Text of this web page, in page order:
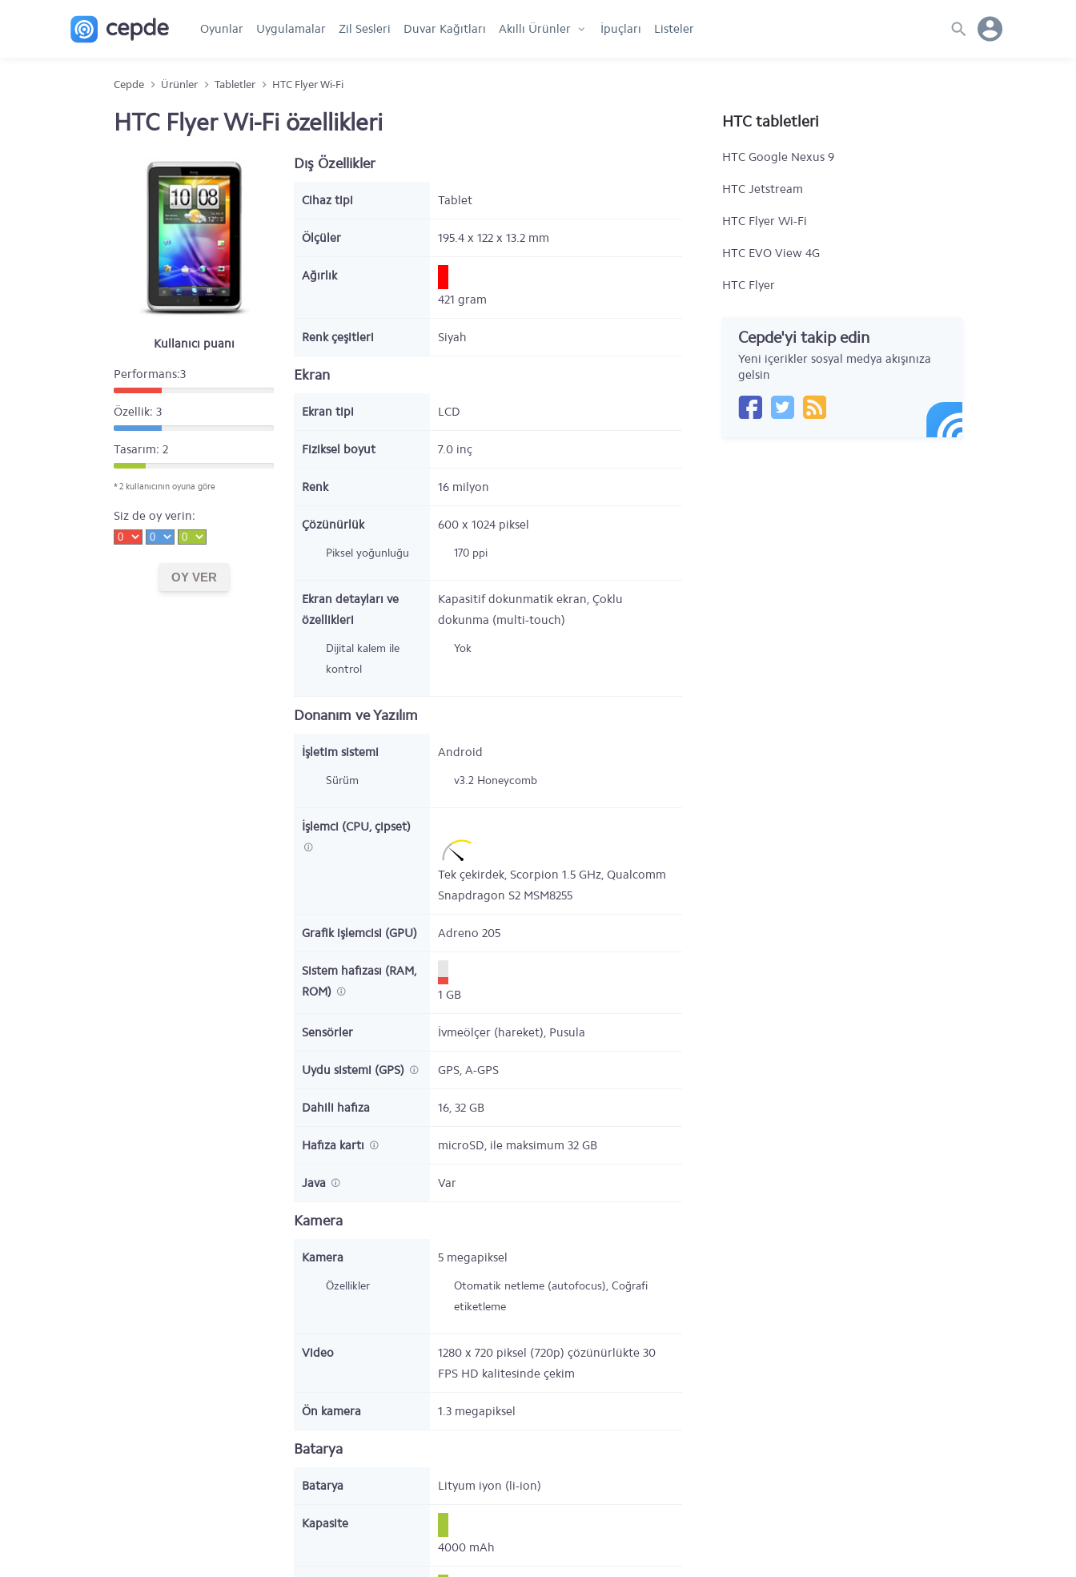
Oyunlar Uygulamalar Zil Sesleri Duvar Kağıtları Akıllı Ürünler İpuçları Listeler
Cepde Ürünler Tabletler HTC Flyer Wi-Fi
HTC Flyer Wi-Fi özellikleri
Kullanıcı puanı
Performans:3
Özellik: 3
Tasarım: 2
* 2 kullanıcının oyuna göre
Siz de oy verin:
Dış Özellikler
Cihaz tipi Tablet
Ölçüler 195.4 x 122 x 13.2 mm
Ağırlık
421 gram
Renk çeşitleri Siyah
Ekran
Ekran tipi LCD
Fiziksel boyut 7.0 inç
Renk 16 milyon
Çözünürlük 600 x 1024 piksel
Piksel yoğunluğu 170 ppi
Ekran detayları ve
özellikleri
Kapasitif dokunmatik ekran, Çoklu
dokunma (multi-touch)
Dijital kalem ile
kontrol
Yok
Donanım ve Yazılım
İşletim sistemi Android
Sürüm v3.2 Honeycomb
İşlemci (CPU, çipset)
Tek çekirdek, Scorpion 1.5 GHz, Qualcomm
Snapdragon S2 MSM8255
Grafik işlemcisi (GPU) Adreno 205
Sistem hafızası (RAM,
ROM)
1 GB
Sensörler İvmeölçer (hareket), Pusula
Uydu sistemi (GPS) GPS, A-GPS
Dahili hafıza 16, 32 GB
Hafıza kartı microSD, ile maksimum 32 GB
Java Var
Kamera
Kamera 5 megapiksel
Özellikler
Otomatik netleme (autofocus), Coğrafi
etiketleme
Video
1280 x 720 piksel (720p) çözünürlükte 30
FPS HD kalitesinde çekim
Ön kamera 1.3 megapiksel
Batarya
Batarya Lityum iyon (li-ion)
Kapasite
4000 mAh
HTC tabletleri
HTC Google Nexus 9
HTC Jetstream
HTC Flyer Wi-Fi
HTC EVO View 4G
HTC Flyer
Cepde'yi takip edin
Yeni içerikler sosyal medya akışınıza
gelsin